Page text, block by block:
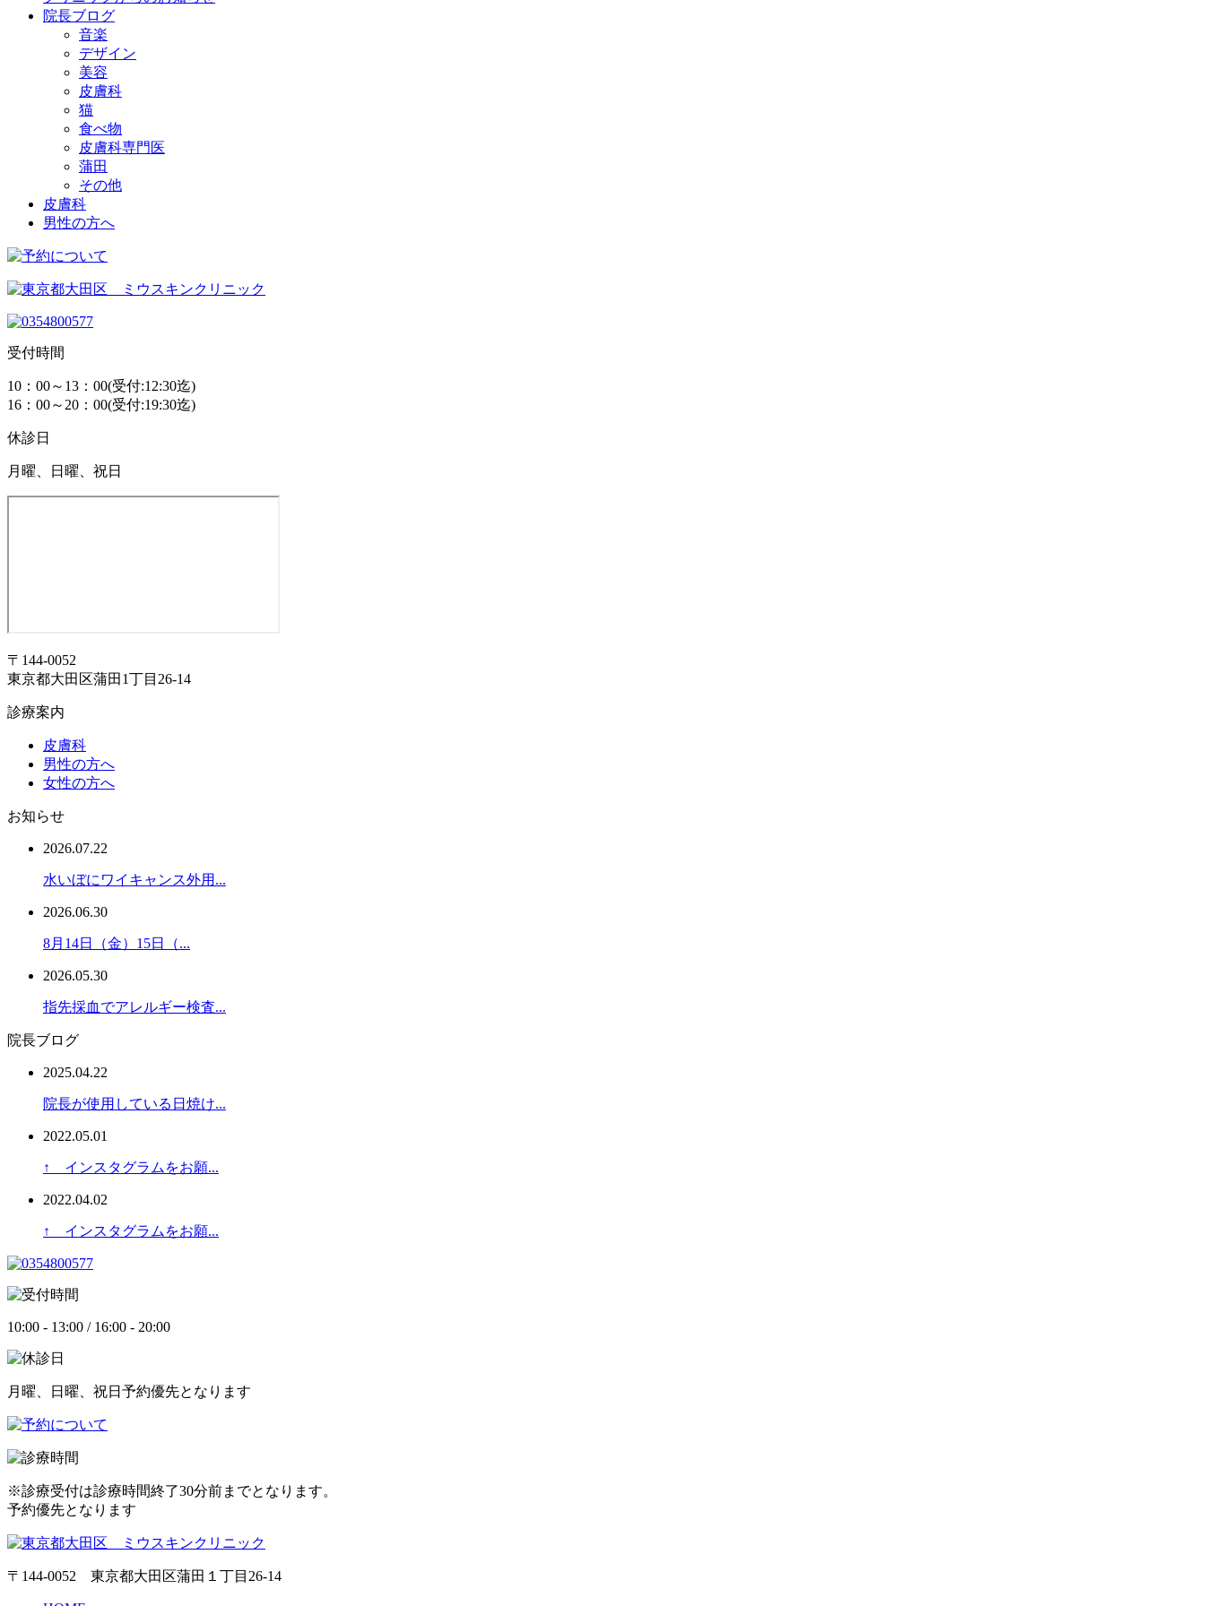
院長ブログ
音楽
デザイン
美容
皮膚科
猫
食べ物
皮膚科専門医
蒲田
その他
皮膚科
男性の方へ
受付時間
10：00～13：00(受付:12:30迄)
16：00～20：00(受付:19:30迄)
休診日
月曜、日曜、祝日
〒144-0052
東京都大田区蒲田1丁目26-14
診療案内
皮膚科
男性の方へ
女性の方へ
お知らせ
2026.07.22
水いぼにワイキャンス外用...
2026.06.30
8月14日（金）15日（...
2026.05.30
指先採血でアレルギー検査...
院長ブログ
2025.04.22
院長が使用している日焼け...
2022.05.01
↑ インスタグラムをお願...
2022.04.02
↑ インスタグラムをお願...
10:00 - 13:00 / 16:00 - 20:00
月曜、日曜、祝日予約優先となります
※診療受付は診療時間終了30分前までとなります。
予約優先となります
〒144-0052 東京都大田区蒲田１丁目26-14